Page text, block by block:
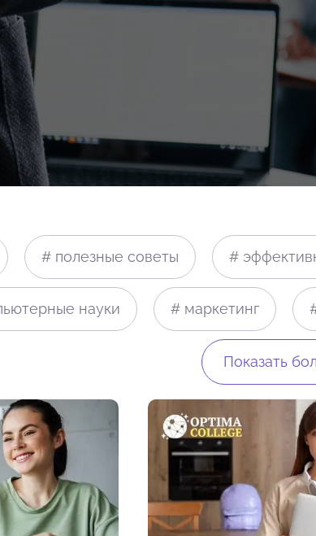
# полезные советы #
науки # маркетинг
Показать